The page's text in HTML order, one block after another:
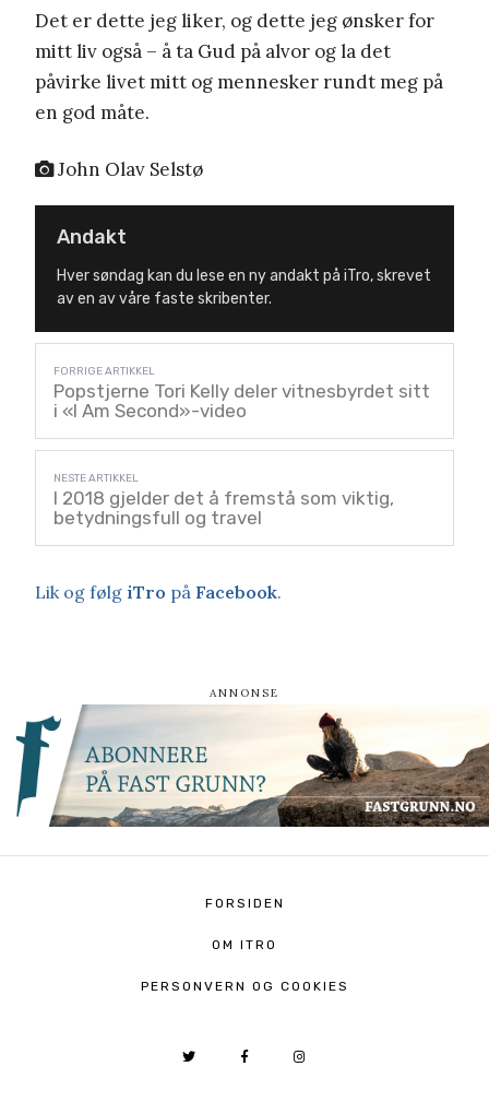
Det er dette jeg liker, og dette jeg ønsker for
mitt liv også – å ta Gud på alvor og la det
påvirke livet mitt og mennesker rundt meg på
en god måte.
John Olav Selstø
Andakt
Hver søndag kan du lese en ny andakt på iTro, skrevet
av en av våre faste skribenter.
Popstjerne Tori Kelly deler vitnesbyrdet sitt
i «I Am Second»-video
I 2018 gjelder det å fremstå som viktig,
betydningsfull og travel
Lik og følg iTro på Facebook.
FORSIDEN
OM ITRO
PERSONVERN OG COOKIES